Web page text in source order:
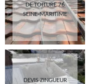
DE TOITURE 76
SEINE-MARITIME
DEVIS ZINGUEUR